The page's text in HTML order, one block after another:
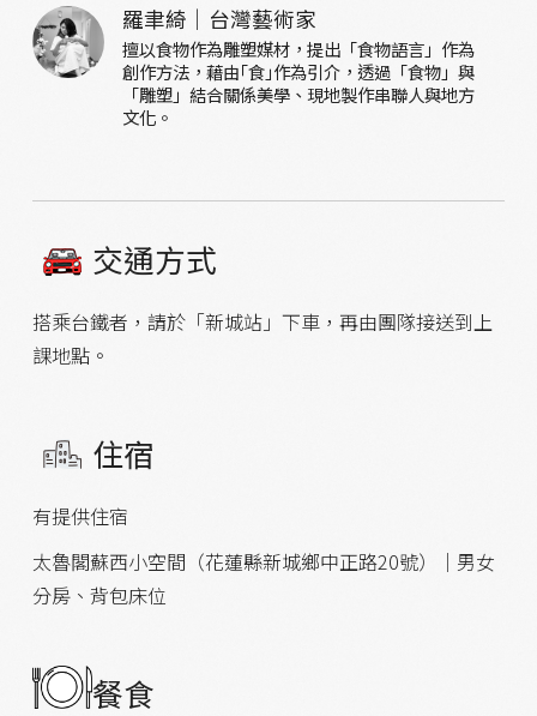
羅聿綺｜台灣藝術家
擅以食物作為雕塑媒材，提出「食物語言」作為
創作方法，藉由｢食｣作為引介，透過「食物」與
「雕塑」結合關係美學、現地製作串聯人與地方
文化。
交通方式
搭乘台鐵者，請於「新城站」下車，再由團隊接送到上
課地點。
住宿
有提供住宿
太魯閣蘇西小空間（花蓮縣新城鄉中正路20號）｜男女
分房、背包床位
餐食